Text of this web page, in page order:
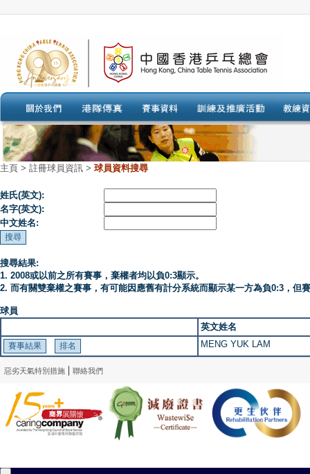
主頁 > 註冊球員資訊 > 球員資料搜尋
姓氏(英文):
名字(英文):
中文姓名:
搜尋結果:
1. 2008或以前之所有賽事，棄權者均以負0:3顯示。
2. 而有關雙棄權之賽事，有可能因應舊有計分系統而顯示某一方為負0:3，但
球員
英文姓名
MENG YUK LAM